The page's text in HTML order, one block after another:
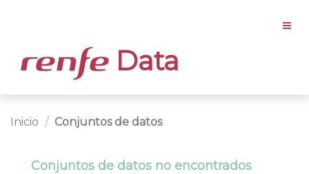
Data
Inicio Conjuntos de datos
Conjuntos de datos no encontrados